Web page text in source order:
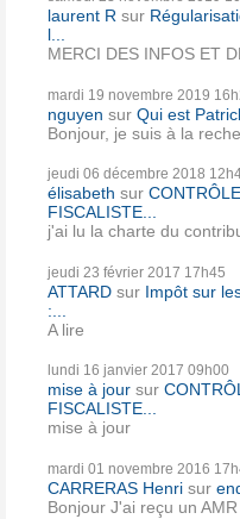
laurent R sur
l...
MERCI DES INFOS ET
mardi 19 novembre 2019
nguyen sur Qui est
Bonjour, je suis à la
jeudi 06 décembre 2018
élisabeth sur
FISCALISTE...
j'ai lu la charte du
jeudi 23 février 2017 17h45
ATTARD sur Impôt sur
:...
A lire
lundi 16 janvier 2017 09h00
mise à jour sur
FISCALISTE...
mise à jour
mardi 01 novembre 2016
CARRERAS Henri sur
Bonjour J'ai reçu un